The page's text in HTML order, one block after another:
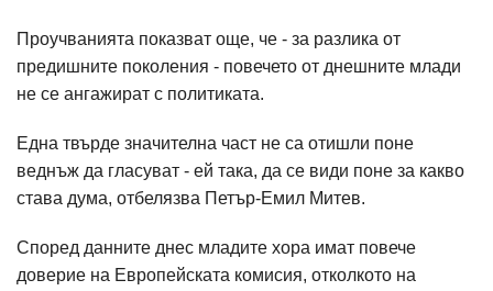
Проучванията показват още, че - за разлика от
предишните поколения - повечето от днешните млади
не се ангажират с политиката.
Една твърде значителна част не са отишли поне
веднъж да гласуват - ей така, да се види поне за какво
става дума, отбелязва Петър-Емил Митев.
Според данните днес младите хора имат повече
доверие на Европейската комисия, отколкото на